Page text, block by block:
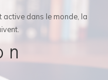
active dans le monde, la